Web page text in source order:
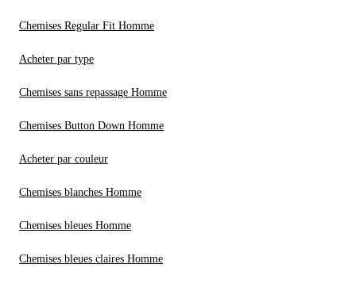
Chemises Regular Fit Homme
Acheter par type
Chemises sans repassage Homme
Chemises Button Down Homme
Acheter par couleur
Chemises blanches Homme
Chemises bleues Homme
Chemises bleues claires Homme